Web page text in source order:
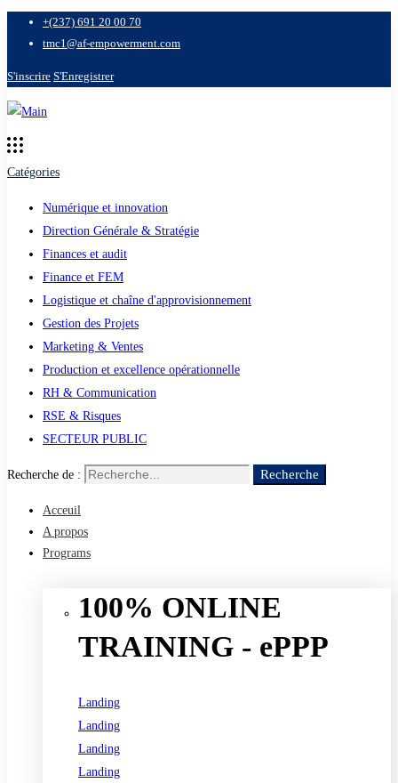
+(237) 691 20 00 70
tmc1@af-empowerment.com
S'inscrire S'Enregistrer
Catégories
Numérique et innovation
Direction Générale & Stratégie
Finances et audit
Finance et FEM
Logistique et chaîne d'approvisionnement
Gestion des Projets
Marketing & Ventes
Production et excellence opérationnelle
RH & Communication
RSE & Risques
SECTEUR PUBLIC
Recherche de : Recherche
Acceuil
A propos
Programs
100% ONLINE
TRAINING - ePPP
Landing
Landing
Landing
Landing